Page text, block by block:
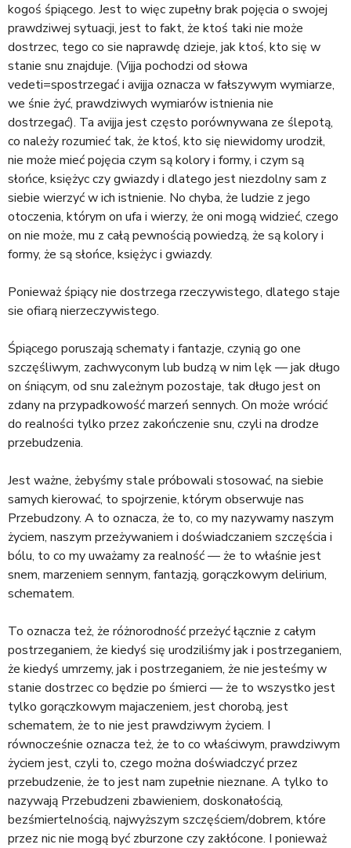
kogoś śpiącego. Jest to więc zupełny brak pojęcia o swojej
prawdziwej sytuacji, jest to fakt, że ktoś taki nie może
dostrzec, tego co sie naprawdę dzieje, jak ktoś, kto się w
stanie snu znajduje. (Vijja pochodzi od słowa
vedeti=spostrzegać i avijja oznacza w fałszywym wymiarze,
we śnie żyć, prawdziwych wymiarów istnienia nie
dostrzegać). Ta avijja jest często porównywana ze ślepotą,
co należy rozumieć tak, że ktoś, kto się niewidomy urodził,
nie może mieć pojęcia czym są kolory i formy, i czym są
słońce, księżyc czy gwiazdy i dlatego jest niezdolny sam z
siebie wierzyć w ich istnienie. No chyba, że ludzie z jego
otoczenia, którym on ufa i wierzy, że oni mogą widzieć, czego
on nie może, mu z całą pewnością powiedzą, że są kolory i
formy, że są słońce, księżyc i gwiazdy.
Ponieważ śpiący nie dostrzega rzeczywistego, dlatego staje
sie ofiarą nierzeczywistego.
Śpiącego poruszają schematy i fantazje, czynią go one
szczęśliwym, zachwyconym lub budzą w nim lęk — jak długo
on śniącym, od snu zależnym pozostaje, tak długo jest on
zdany na przypadkowość marzeń sennych. On może wrócić
do realności tylko przez zakończenie snu, czyli na drodze
przebudzenia.
Jest ważne, żebyśmy stale próbowali stosować, na siebie
samych kierować, to spojrzenie, którym obserwuje nas
Przebudzony. A to oznacza, że to, co my nazywamy naszym
życiem, naszym przeżywaniem i doświadczaniem szczęścia i
bólu, to co my uważamy za realność — że to właśnie jest
snem, marzeniem sennym, fantazją, gorączkowym delirium,
schematem.
To oznacza też, że różnorodność przeżyć łącznie z całym
postrzeganiem, że kiedyś się urodziliśmy jak i postrzeganiem,
że kiedyś umrzemy, jak i postrzeganiem, że nie jesteśmy w
stanie dostrzec co będzie po śmierci — że to wszystko jest
tylko gorączkowym majaczeniem, jest chorobą, jest
schematem, że to nie jest prawdziwym życiem. I
równocześnie oznacza też, że to co właściwym, prawdziwym
życiem jest, czyli to, czego można doświadczyć przez
przebudzenie, że to jest nam zupełnie nieznane. A tylko to
nazywają Przebudzeni zbawieniem, doskonałością,
bezśmiertelnością, najwyższym szczęściem/dobrem, które
przez nic nie mogą być zburzone czy zakłócone. I ponieważ